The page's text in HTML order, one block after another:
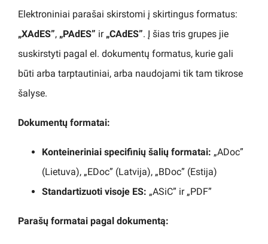
Elektroniniai parašai skirstomi į skirtingus formatus:
„XAdES”, „PAdES” ir „CAdES”. Į šias tris grupes jie
suskirstyti pagal el. dokumentų formatus, kurie gali
būti arba tarptautiniai, arba naudojami tik tam tikrose
šalyse.
Dokumentų formatai:
Konteineriniai specifinių šalių formatai: „ADoc”
(Lietuva), „EDoc” (Latvija), „BDoc” (Estija)
Standartizuoti visoje ES: „ASiC” ir „PDF”
Parašų formatai pagal dokumentą: